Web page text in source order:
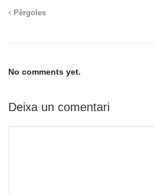
Pèrgoles
No comments yet.
Deixa un comentari